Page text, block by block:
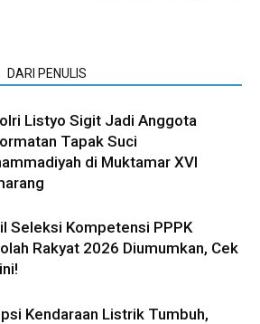
DARI PENULIS
Listyo Sigit Jadi Anggota
Tapak Suci
di Muktamar XVI
Seleksi Kompetensi PPPK
Rakyat 2026 Diumumkan, Cek
Kendaraan Listrik Tumbuh,